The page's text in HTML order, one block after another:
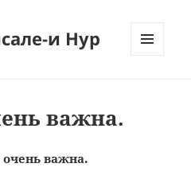
и Нур
важна.
очень важна.